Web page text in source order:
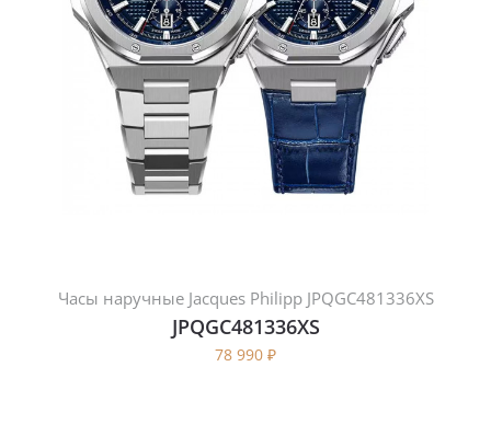
Часы наручные Jacques Philipp JPQGC481336XS
JPQGC481336XS
78 990 ₽